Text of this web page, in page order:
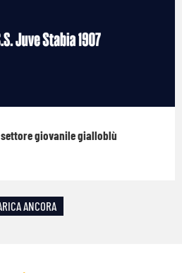
giovanile gialloblù
ANCORA